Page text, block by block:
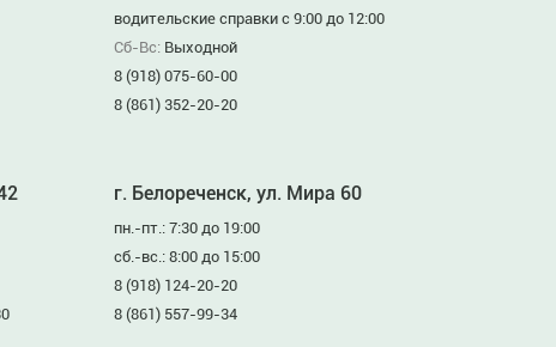
водительские справки с 9:00 до 12:00
Сб-Вс: Выходной
8 (918) 075-60-00
8 (861) 352-20-20
г. Белореченск, ул. Мира 60
пн.-пт.: 7:30 до 19:00
сб.-вс.: 8:00 до 15:00
8 (918) 124-20-20
8 (861) 557-99-34